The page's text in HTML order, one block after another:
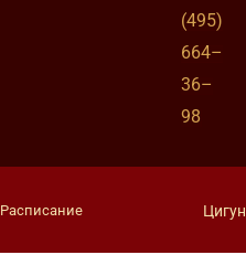
(495)
664–
36–
98
Расписание Цигун